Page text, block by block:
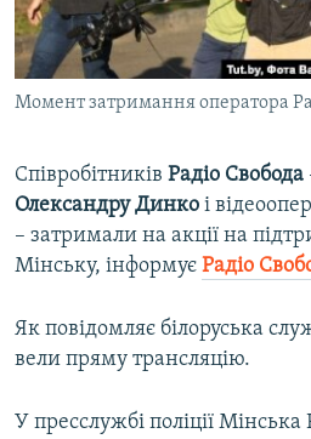
ВІДЕОУРОКИ «ELIFBE»
СВІДЧЕННЯ ОКУПАЦІЇ
УКРАЇНСЬКА ПРОБЛЕМА КРИМУ
Русский
Qırımtatar
Усі сайти RFE/RL
Момент затримання оператора
Співробітників Радіо Свобода
Олександру Динко і
– затримали на акції на
Мінську, інформує Радіо
Як повідомляє білоруська
вели пряму трансляцію.
У пресслужбі поліції Мінська